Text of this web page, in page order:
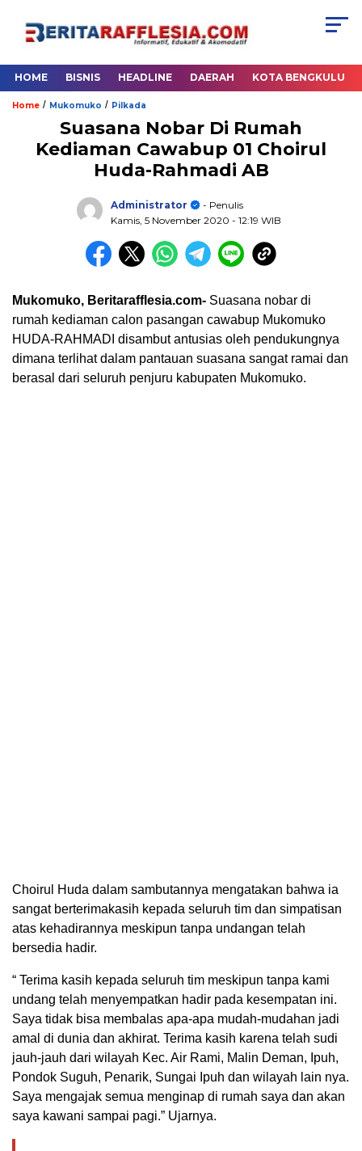
HOME BISNIS HEADLINE DAERAH KOTA BENGKULU
Home / Mukomuko / Pilkada
Suasana Nobar Di Rumah
Kediaman Cawabup 01 Choirul
Huda-Rahmadi AB
Administrator
- Penulis
Kamis, 5 November 2020 - 12:19 WIB
Mukomuko, Beritarafflesia.com- Suasana nobar di
rumah kediaman calon pasangan cawabup Mukomuko
HUDA-RAHMADI disambut antusias oleh pendukungnya
dimana terlihat dalam pantauan suasana sangat ramai dan
berasal dari seluruh penjuru kabupaten Mukomuko.
Choirul Huda dalam sambutannya mengatakan bahwa ia
sangat berterimakasih kepada seluruh tim dan simpatisan
atas kehadirannya meskipun tanpa undangan telah
bersedia hadir.
“ Terima kasih kepada seluruh tim meskipun tanpa kami
undang telah menyempatkan hadir pada kesempatan ini.
Saya tidak bisa membalas apa-apa mudah-mudahan jadi
amal di dunia dan akhirat. Terima kasih karena telah sudi
jauh-jauh dari wilayah Kec. Air Rami, Malin Deman, Ipuh,
Pondok Suguh, Penarik, Sungai Ipuh dan wilayah lain nya.
Saya mengajak semua menginap di rumah saya dan akan
saya kawani sampai pagi.” Ujarnya.